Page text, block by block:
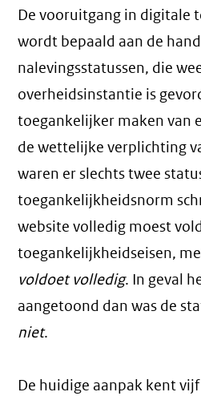
De vooruitgang in digitale
wordt bepaald aan de
nalevingsstatussen, die
overheidsinstantie is
toegankelijker maken van
de wettelijke verplichting
waren er slechts twee
toegankelijkheidsnorm
website volledig moest
toegankelijkheidseisen,
voldoet volledig. In geval
aangetoond dan was de
niet.
De huidige aanpak kent